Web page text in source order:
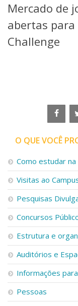
Telefones e
Graduação
Linhas de
Centros,
Iniciação
Empresas
Extensão à
Projetos,
Artes, Cultura
Museus e
Serviços
Bibliotecas
Apoio ao
Segurança,
RH,
Outros serviços
Comunicação
Mercado de
abertas para
Challenge
O QUE VOCÊ
Como estudar na
Visitas ao
Pesquisas
Concursos
Estrutura e
Auditórios e
Informações
Pessoas